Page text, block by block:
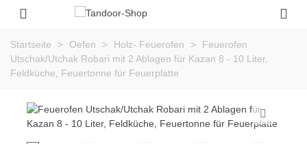
Startseite > Oefen > Holz- Feuerofen >
Feuerofen
Utschak/Utchak Robari mit 2 Ablagen für Kazan 8 - 10 Liter,
Feldküche, Feuertonne für Feuerplatte